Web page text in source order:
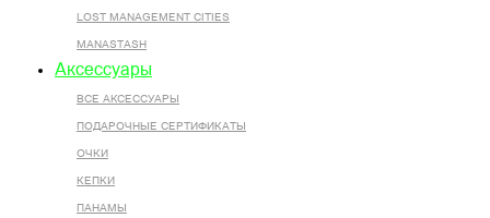
LOST MANAGEMENT CITIES
MANASTASH
Аксессуары
ВСЕ AКСЕССУАРЫ
ПОДАРОЧНЫЕ СЕРТИФИКАТЫ
ОЧКИ
КЕПКИ
ПАНАМЫ